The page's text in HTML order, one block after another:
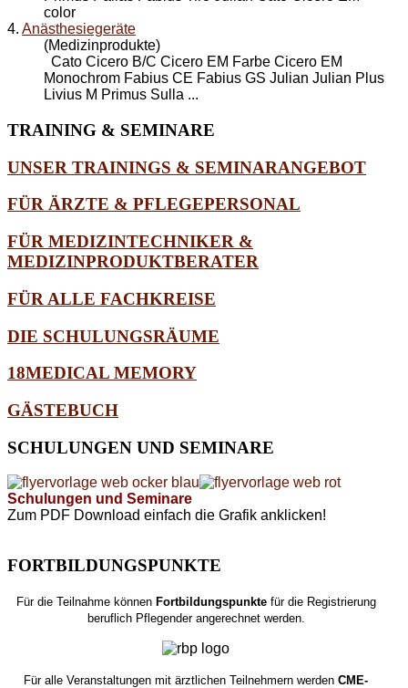
color
4. Anästhesiegeräte
(Medizinprodukte)
Cato Cicero B/C Cicero EM Farbe Cicero EM
Monochrom Fabius CE Fabius GS Julian Julian Plus
Livius M Primus Sulla ...
TRAINING & SEMINARE
UNSER TRAININGS & SEMINARANGEBOT
FÜR ÄRZTE & PFLEGEPERSONAL
FÜR MEDIZINTECHNIKER &
MEDIZINPRODUKTBERATER
FÜR ALLE FACHKREISE
DIE SCHULUNGSRÄUME
18MEDICAL MEMORY
GÄSTEBUCH
SCHULUNGEN UND SEMINARE
Schulungen und Seminare
Zum PDF Download einfach die Grafik anklicken!
FORTBILDUNGSPUNKTE
Für die Teilnahme könnenFortbildungspunktefür die Registrierung
beruflich Pflegender angerechnet werden.
Für alle Veranstaltungen mit ärztlichen Teilnehmern werdenCME-